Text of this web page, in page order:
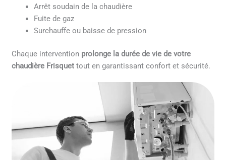
Arrêt soudain de la chaudière
Fuite de gaz
Surchauffe ou baisse de pression
Chaque intervention prolonge la durée de vie de votre
chaudière Frisquet tout en garantissant confort et sécurité.